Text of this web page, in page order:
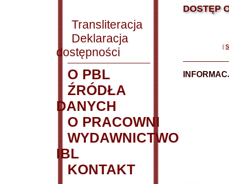
Transliteracja
Deklaracja
dostępności
O PBL
ŹRÓDŁA
DANYCH
O PRACOWNI
WYDAWNICTWO
IBL
KONTAKT
DOSTĘP
|